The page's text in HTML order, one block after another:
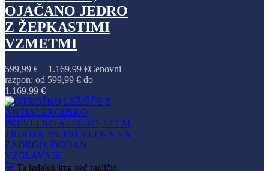
OJAČANO JEDRO
Z ŽEPKASTIMI
VZMETMI
599,99 € – 1.169,99 €Cenovni
razpon: od 599,99 € do
1.169,99 €
Ta izdelek ima več različic.